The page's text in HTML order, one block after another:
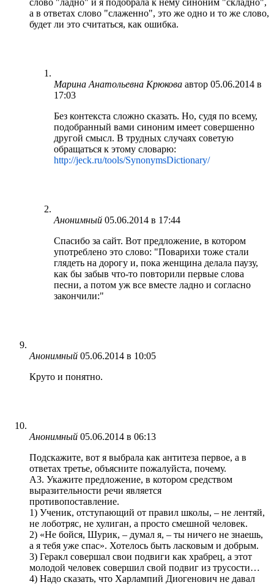
а в ответах слово "слаженно", это же одно и то же слово,
будет ли это считаться, как ошибка.
Марина Анатольевна Крюкова автор 05.06.2014 в
17:03
Без контекста сложно сказать. Но, судя по всему,
подобранный вами синоним имеет совершенно
другой смысл. В трудных случаях советую
обращаться к этому словарю:
http://jeck.ru/tools/SynonymsDictionary/
Анонимный 05.06.2014 в 17:44
Спасибо за сайт. Вот предложение, в котором
употреблено это слово: "Поварихи тоже стали
глядеть на дорогу и, пока женщина делала паузу,
как бы забыв что-то повторили первые слова
песни, а потом уж все вместе ладно и согласно
закончили:"
Анонимный 05.06.2014 в 10:05
Круто и понятно.
Анонимный 05.06.2014 в 06:13
Подскажите, вот я выбрала как антитеза первое, а в
ответах третье, объясните пожалуйста, почему.
А3. Укажите предложение, в котором средством
выразительности речи является
противопоставление.
1) Ученик, отступающий от правил школы, – не лентяй,
не лоботряс, не хулиган, а просто смешной человек.
2) «Не бойся, Шурик, – думал я, – ты ничего не знаешь,
а я тебя уже спас». Хотелось быть ласковым и добрым.
3) Геракл совершал свои подвиги как храбрец, а этот
молодой человек совершил свой подвиг из трусости…
4) Надо сказать, что Харлампий Диогенович не давал